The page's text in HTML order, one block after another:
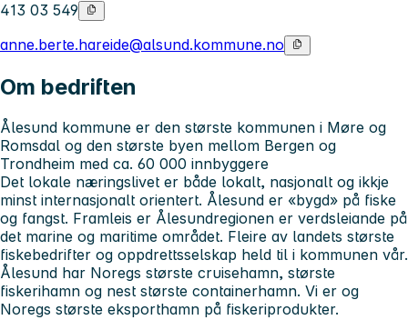
413 03 549
anne.berte.hareide@alsund.kommune.no
Om bedriften
Ålesund kommune er den største kommunen i Møre og
Romsdal og den største byen mellom Bergen og
Trondheim med ca. 60 000 innbyggere
Det lokale næringslivet er både lokalt, nasjonalt og ikkje
minst internasjonalt orientert. Ålesund er «bygd» på fiske
og fangst. Framleis er Ålesundregionen er verdsleiande på
det marine og maritime området. Fleire av landets største
fiskebedrifter og oppdrettsselskap held til i kommunen vår.
Ålesund har Noregs største cruisehamn, største
fiskerihamn og nest største containerhamn. Vi er og
Noregs største eksporthamn på fiskeriprodukter.